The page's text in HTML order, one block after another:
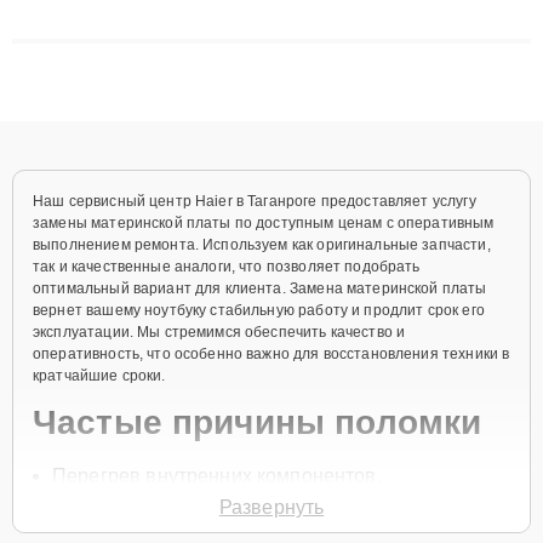
Наш сервисный центр Haier в Таганроге предоставляет услугу
замены материнской платы по доступным ценам с оперативным
выполнением ремонта. Используем как оригинальные запчасти,
так и качественные аналоги, что позволяет подобрать
оптимальный вариант для клиента. Замена материнской платы
вернет вашему ноутбуку стабильную работу и продлит срок его
эксплуатации. Мы стремимся обеспечить качество и
оперативность, что особенно важно для восстановления техники в
кратчайшие сроки.
Частые причины поломки
Перегрев внутренних компонентов.
Механические повреждения.
Развернуть